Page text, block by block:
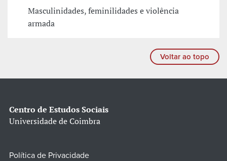
Masculinidades, feminilidades e violência
armada
Voltar ao topo
Centro de Estudos Sociais
Universidade de Coimbra
Política de Privacidade